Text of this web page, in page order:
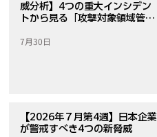
威分析】4つの重大インシデン
トから見る「攻撃対象領域管
7月30日
【2026年７月第4週】日本企業
が警戒すべき4つの新脅威